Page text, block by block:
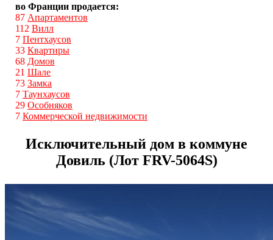
во Франции продается:
87 Апартаментов
112 Вилл
7 Пентхаусов
33 Квартиры
68 Домов
21 Шале
73 Замка
7 Таунхаусов
29 Особняков
7 Коммерческой недвижимости
Исключительный дом в коммуне
Довиль (Лот FRV-5064S)